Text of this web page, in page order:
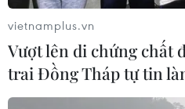
08/08/2026 07:10
Đà Nẵng: Sóng cuốn 4
Nghê, 3 người mất tích
vietnamplus.vn
Vượt lên di chứng chất
trai Đồng Tháp tự tin